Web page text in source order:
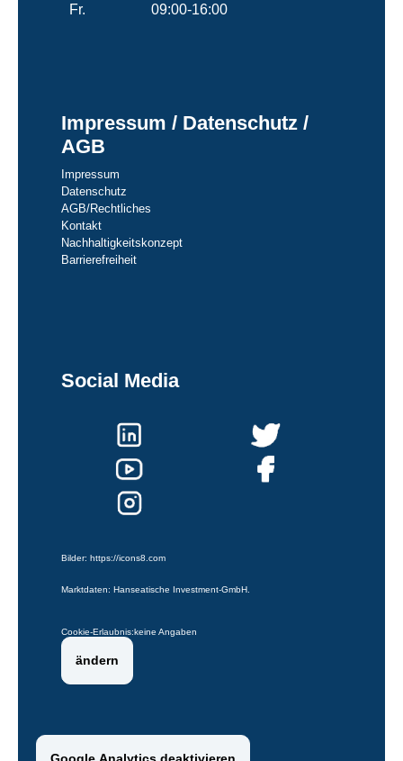
Fr.
09:00-16:00
Impressum / Datenschutz /
AGB
Impressum
Datenschutz
AGB/Rechtliches
Kontakt
Nachhaltigkeitskonzept
Barrierefreiheit
Social Media
Bilder: https://icons8.com
Marktdaten: Hanseatische Investment-GmbH.
Cookie-Erlaubnis:keine Angaben
ändern